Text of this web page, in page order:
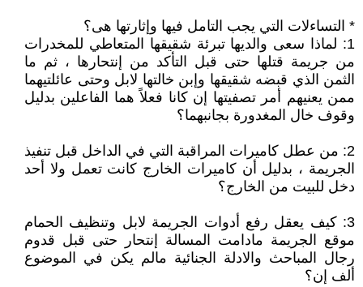
* التساءلات التي يجب التامل فيها وإثارتها هى؟
1: لماذا سعى والديها تبرئة شقيقها المتعاطي للمخدرات
من جريمة قتلها حتى قبل التأكد من إنتحارها ، ثم ما
الثمن الذي قبضه شقيقها وإبن خالتها لابل وحتى عائلتيهما
ممن يعنيهم أمر تصفيتها إن كانا فعلاً هما الفاعلين بدليل
وقوف خال المغدورة بجانبهما؟
2: من عطل كاميرات المراقبة التي في الداخل قبل تنفيذ
الجريمة ، بدليل أن كاميرات الخارج كانت تعمل ولا أحد
دخل للبيت من الخارج؟
3: كيف يعقل رفع أدوات الجريمة لابل وتنظيف الحمام
موقع الجريمة مادامت المسالة إنتحار حتى قبل قدوم
رجال المباحث والادلة الجنائية مالم يكن في الموضوع
ألف إن؟